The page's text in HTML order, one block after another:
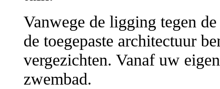
Vanwege de ligging tegen
de toegepaste architectuur
vergezichten. Vanaf uw
zwembad.